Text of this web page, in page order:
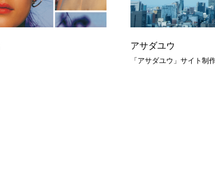
アサダユウ
「アサダユウ」サイト制